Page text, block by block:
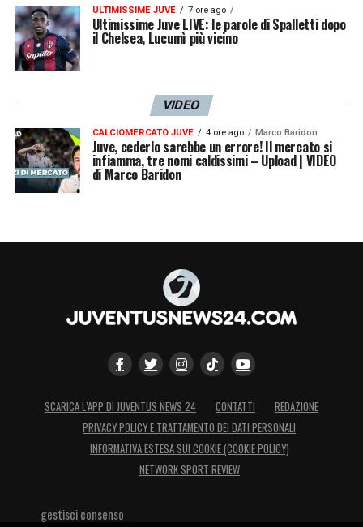
ULTIMISSIME JUVE 7 ore ago
Ultimissime Juve LIVE: le parole di Spalletti dopo
il Chelsea, Lucumì più vicino
VIDEO
CALCIOMERCATO JUVE 4 ore ago Marco Baridon
Juve, cederlo sarebbe un errore! Il mercato si
infiamma, tre nomi caldissimi – Upload | VIDEO
di Marco Baridon
SCARICA L’APP DI JUVENTUS NEWS 24 CONTATTI
REDAZIONE
PRIVACY POLICY E TRATTAMENTO DEI DATI PERSONALI
INFORMATIVA ESTESA SUI COOKIE (COOKIE POLICY)
NETWORK SPORT REVIEW
gestisci consenso